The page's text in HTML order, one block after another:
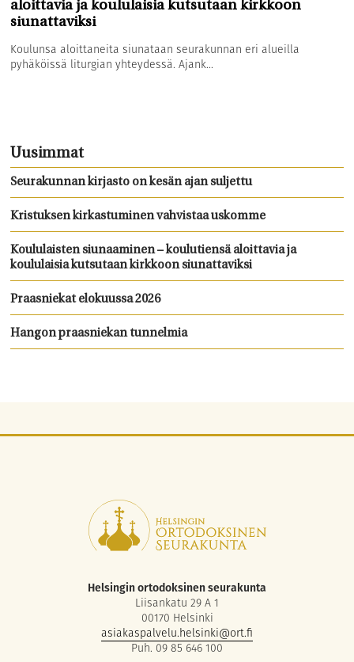
aloittavia ja koululaisia kutsutaan kirkkoon
siunattaviksi
Koulunsa aloittaneita siunataan seurakunnan eri alueilla
pyhäköissä liturgian yhteydessä. Ajank...
Uusimmat
Seurakunnan kirjasto on kesän ajan suljettu
Kristuksen kirkastuminen vahvistaa uskomme
Koululaisten siunaaminen – koulutiensä aloittavia ja
koululaisia kutsutaan kirkkoon siunattaviksi
Praasniekat elokuussa 2026
Hangon praasniekan tunnelmia
Helsingin ortodoksinen seurakunta
Liisankatu 29 A 1
00170 Helsinki
asiakaspalvelu.helsinki@ort.fi
Puh. 09 85 646 100